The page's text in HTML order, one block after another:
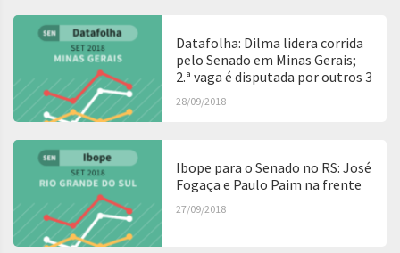
Datafolha: Dilma lidera corrida
pelo Senado em Minas Gerais;
2.ª vaga é disputada por outros 3
28/09/2018
Ibope para o Senado no RS: José
Fogaça e Paulo Paim na frente
27/09/2018